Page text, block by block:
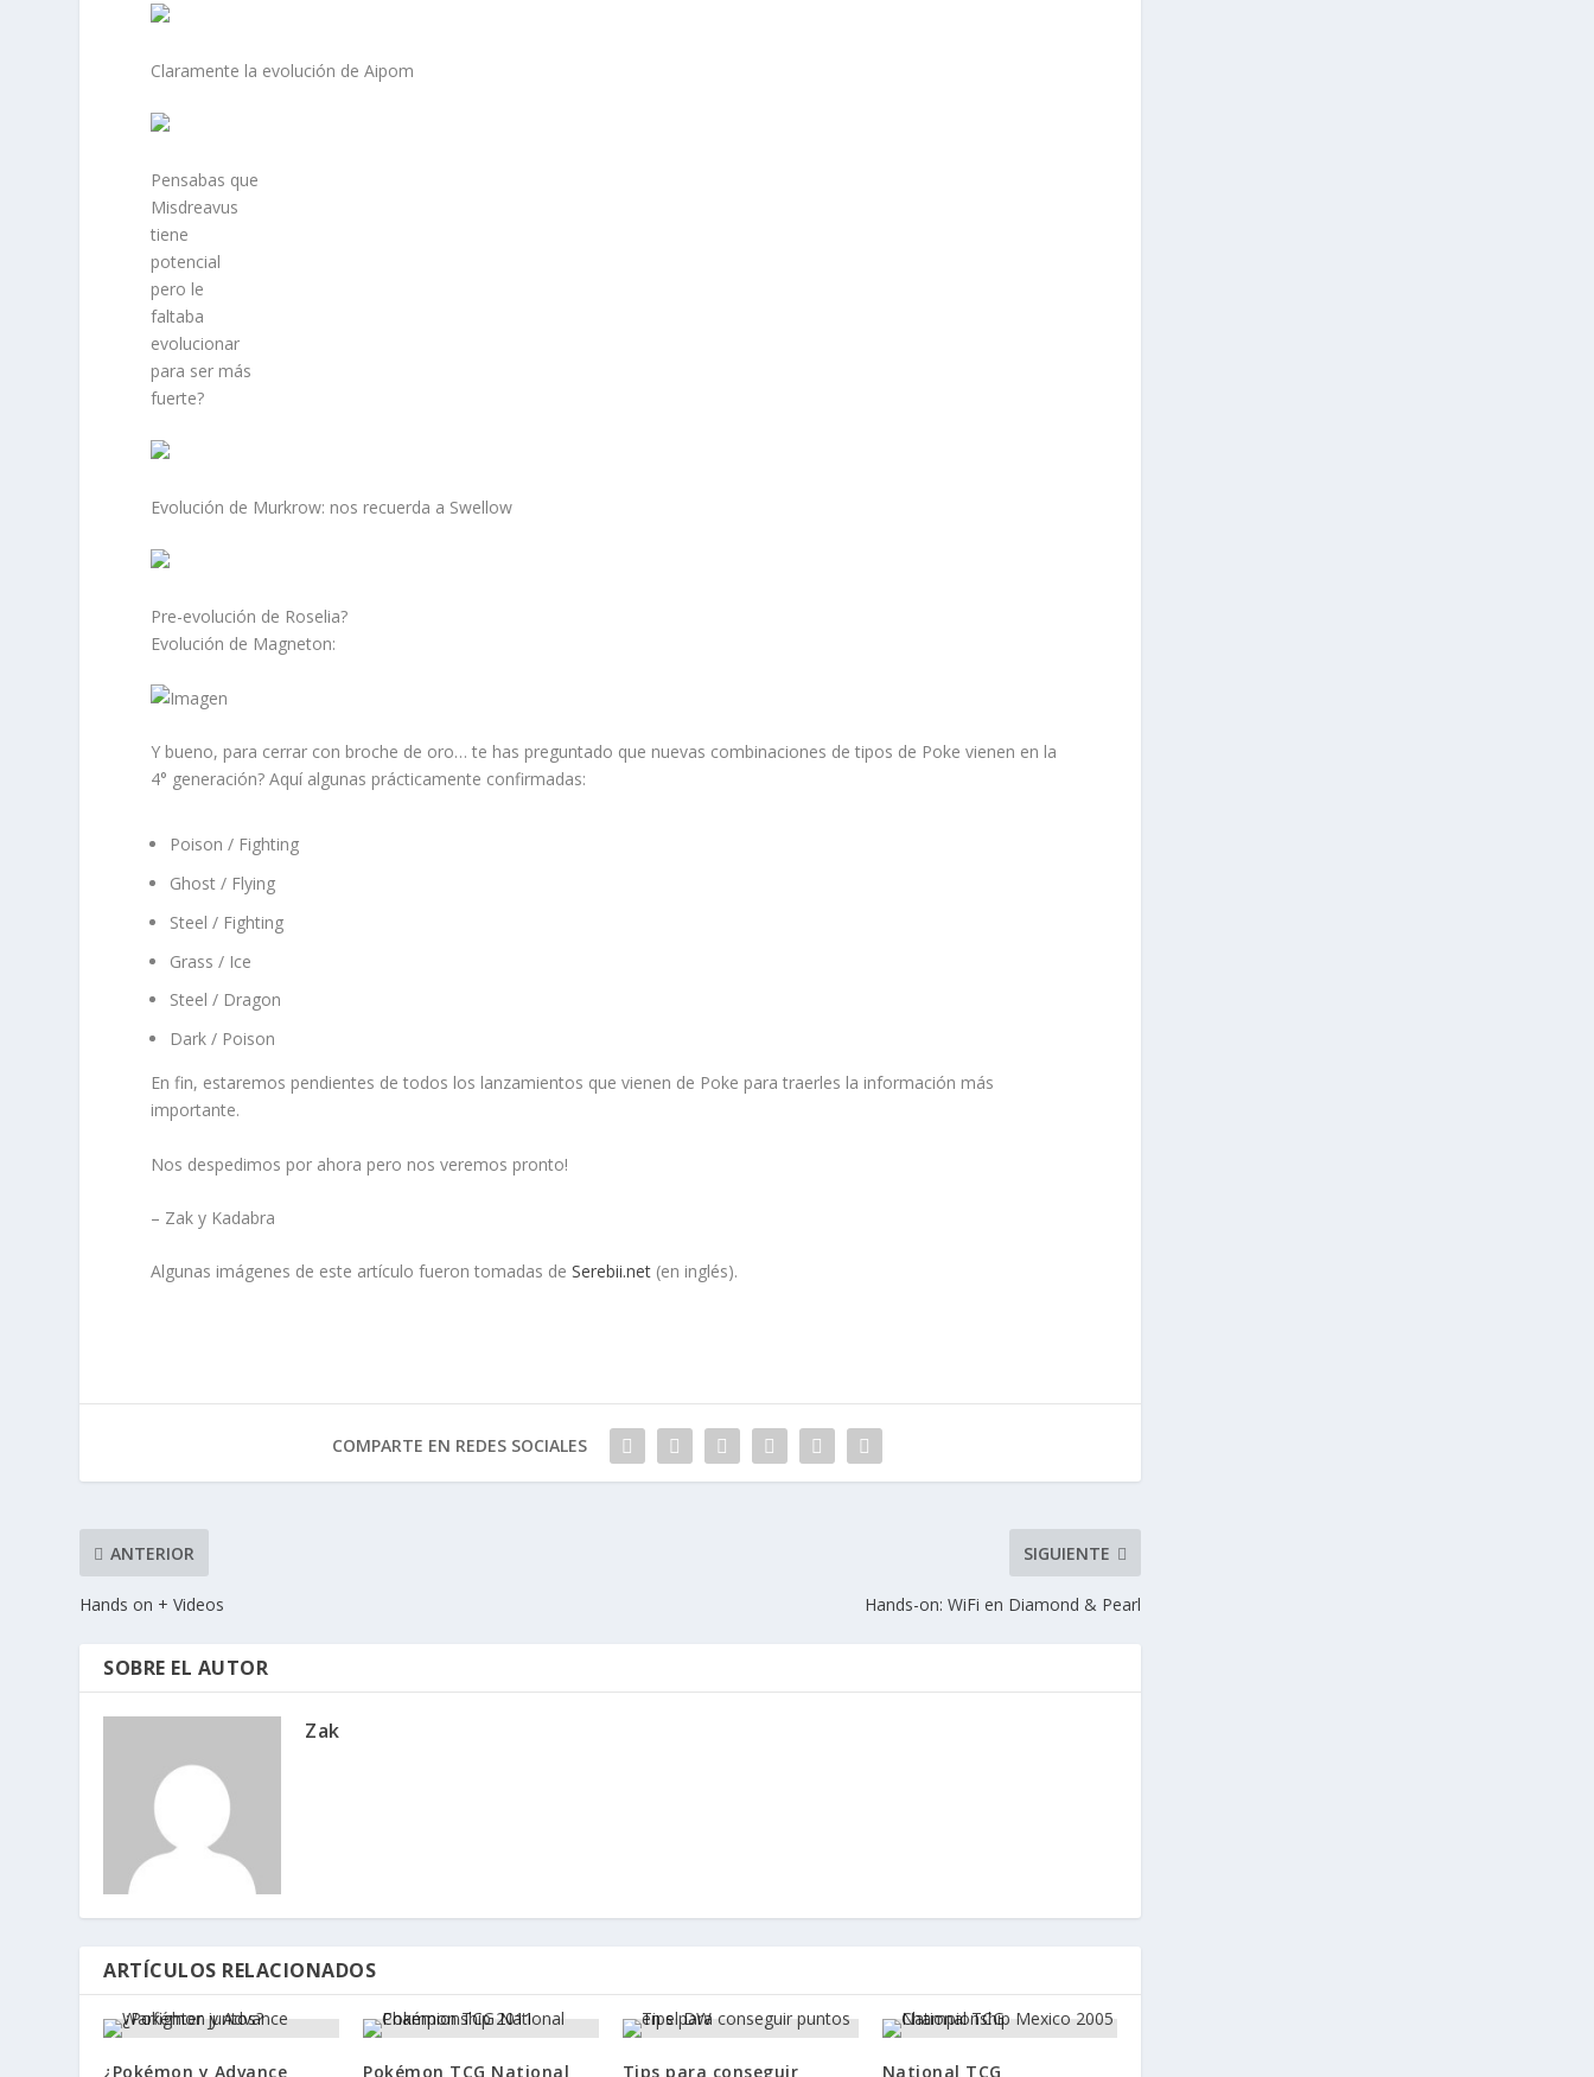
Claramente la evolución de Aipom
Pensabas que
Misdreavus
tiene
potencial
pero le
faltaba
evolucionar
para ser más
fuerte?
Evolución de Murkrow: nos recuerda a Swellow
Pre-evolución de Roselia?
Evolución de Magneton:
Y bueno, para cerrar con broche de oro… te has preguntado que nuevas combinaciones de tipos de Poke vienen en la
4° generación? Aquí algunas prácticamente confirmadas:
Poison / Fighting
Ghost / Flying
Steel / Fighting
Grass / Ice
Steel / Dragon
Dark / Poison
En fin, estaremos pendientes de todos los lanzamientos que vienen de Poke para traerles la información más
importante.
Nos despedimos por ahora pero nos veremos pronto!
– Zak y Kadabra
Algunas imágenes de este artículo fueron tomadas deSerebii.net (en inglés).
COMPARTE EN REDES SOCIALES
ANTERIOR
Hands on + Videos
SIGUIENTE
Hands-on: WiFi en Diamond & Pearl
SOBRE EL AUTOR
Zak
ARTÍCULOS RELACIONADOS
¿Pokémon y Advance Pokémon TCG National Tips para conseguir National TCG